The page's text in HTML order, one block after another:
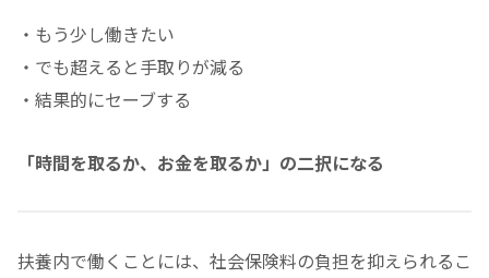
・もう少し働きたい
・でも超えると手取りが減る
・結果的にセーブする
「時間を取るか、お金を取るか」の二択になる
扶養内で働くことには、社会保険料の負担を抑えられるこ